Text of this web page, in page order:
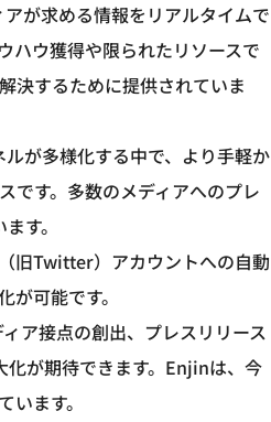
が求める情報をリアルタイムで
ハウ獲得や限られたリソースで
決するために提供されていま
が多様化する中で、より手軽か
です。多数のメディアへのプレ
す。
旧Twitter）アカウントへの自動
可能です。
ア接点の創出、プレスリリース
化が期待できます。Enjinは、今
ます。